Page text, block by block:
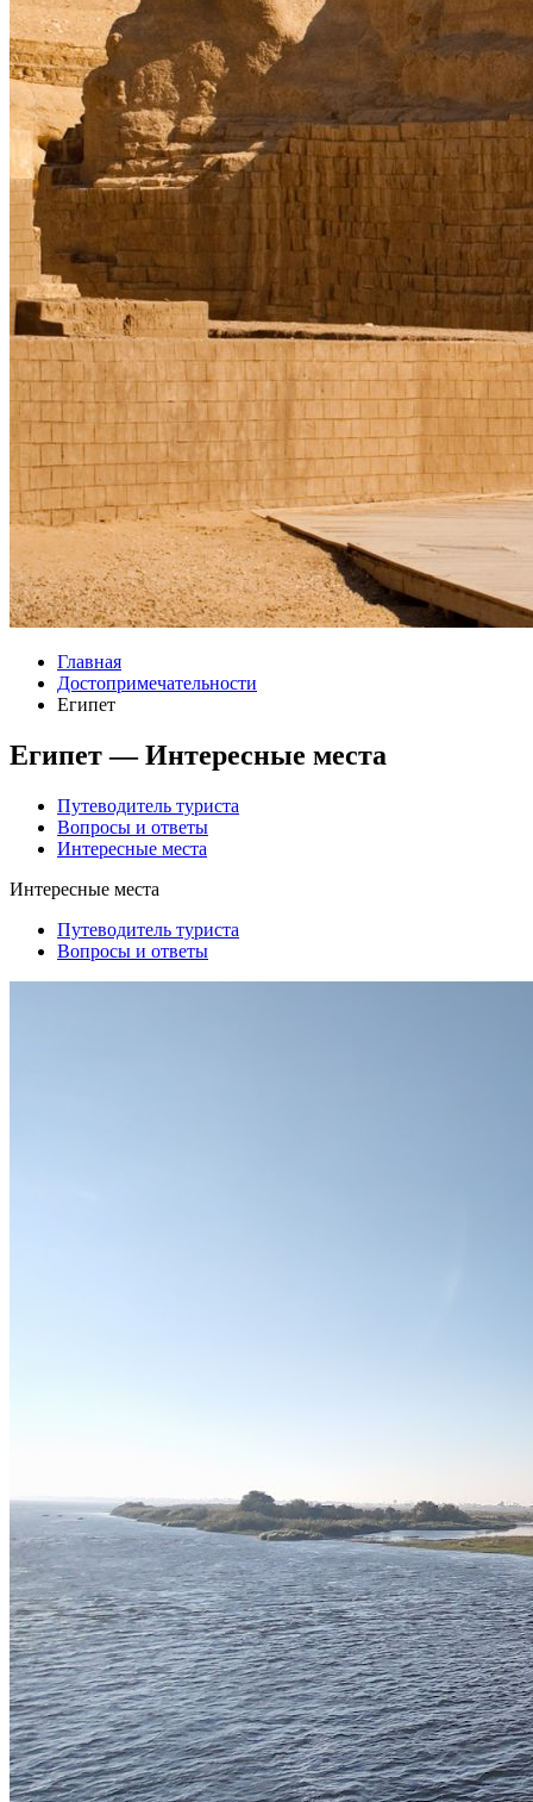
Главная
Достопримечательности
Египет
Египет — Интересные места
Путеводитель туриста
Вопросы и ответы
Интересные места
Интересные места
Путеводитель туриста
Вопросы и ответы